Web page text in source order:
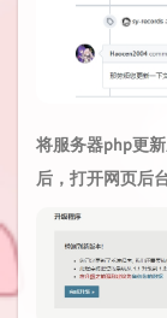
将服务器php更
后，打开网页后